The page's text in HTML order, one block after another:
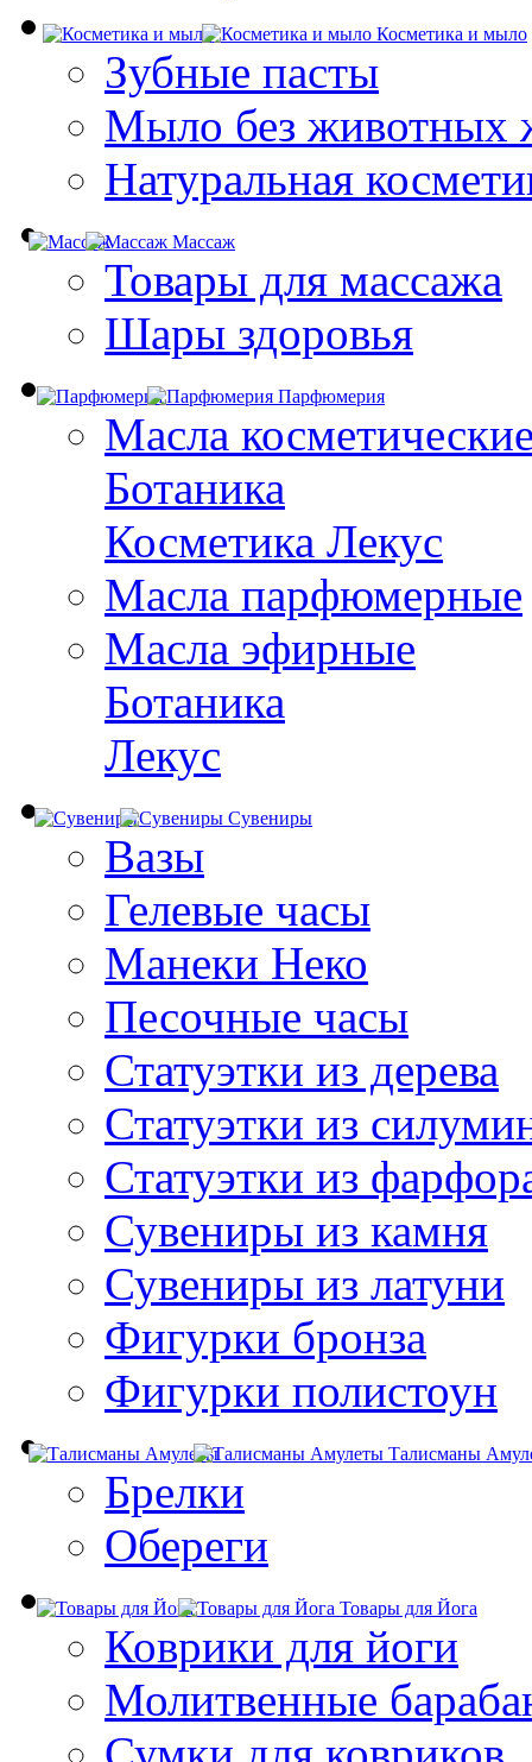
Косметика и мыло
Зубные пасты
Мыло без животных
Натуральная
Массаж
Товары для массажа
Шары здоровья
Парфюмерия
Масла
Ботаника
Косметика Лекус
Масла парфюмерные
Масла эфирные
Ботаника
Лекус
Сувениры
Вазы
Гелевые часы
Манеки Неко
Песочные часы
Статуэтки из дерева
Статуэтки из
Статуэтки из
Сувениры из камня
Сувениры из латуни
Фигурки бронза
Фигурки полистоун
Талисманы
Брелки
Обереги
Товары для Йога
Коврики для йоги
Молитвенные